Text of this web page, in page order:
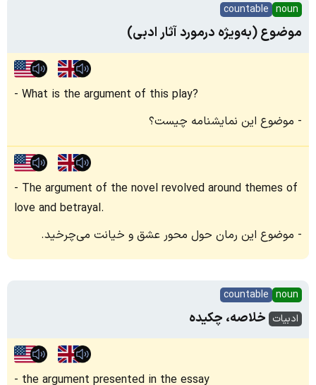
noun
countable
موضوع (به‌ویژه درمورد آثار ادبی)
What is the argument of this play?
موضوع این نمایشنامه چیست؟
The argument of the novel revolved around themes of
love and betrayal.
موضوع این رمان حول محور عشق و خیانت می‌چرخید.
noun
countable
ادبیات خلاصه‌، چکیده‌
the argument presented in the essay